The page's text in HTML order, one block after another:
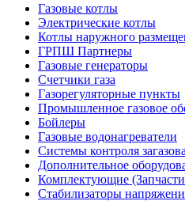
Газовые котлы
Электрические котлы
Котлы наружного
ГРПШ Партнеры
Газовые генераторы
Счетчики газа
Газорегуляторные пункты
Промышленное газовое
Бойлеры
Газовые водонагреватели
Системы контроля
Дополнительное
Комплектующие (Запчасти
Стабилизаторы